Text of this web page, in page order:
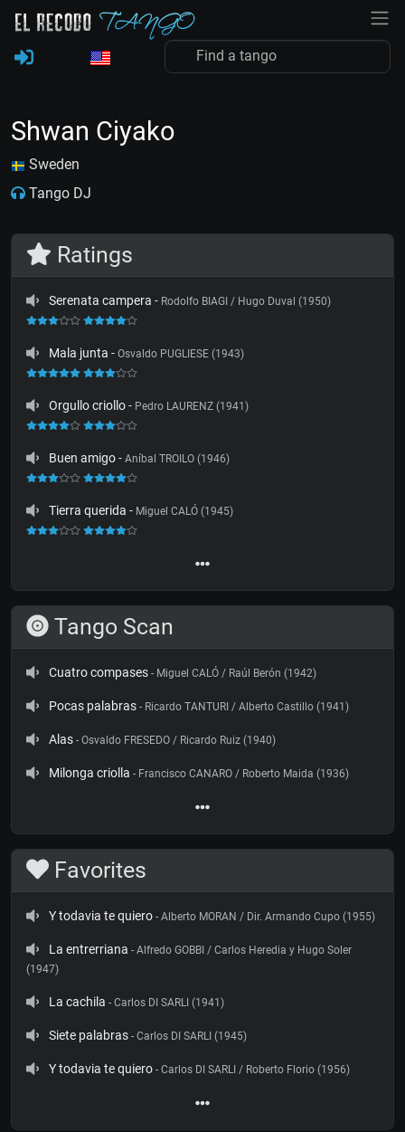
Shwan Ciyako
Sweden
Tango DJ
Ratings
Serenata campera - Rodolfo BIAGI / Hugo Duval (1950)
Mala junta - Osvaldo PUGLIESE (1943)
Orgullo criollo- Pedro LAURENZ (1941)
Buen amigo- Aníbal TROILO (1946)
Tierra querida - Miguel CALÓ (1945)
Tango Scan
Cuatro compases - Miguel CALÓ / Raúl Berón (1942)
Pocas palabras - Ricardo TANTURI / Alberto Castillo (1941)
Alas - Osvaldo FRESEDO / Ricardo Ruiz (1940)
Milonga criolla - Francisco CANARO / Roberto Maida (1936)
Favorites
Y todavia te quiero - Alberto MORAN / Dir. Armando Cupo (1955)
La entrerriana - Alfredo GOBBI / Carlos Heredia y Hugo Soler
(1947)
La cachila - Carlos DI SARLI (1941)
Siete palabras - Carlos DI SARLI (1945)
Y todavia te quiero - Carlos DI SARLI / Roberto Florio (1956)